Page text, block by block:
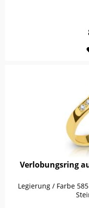
Verlobungsring
Legierung / Farbe